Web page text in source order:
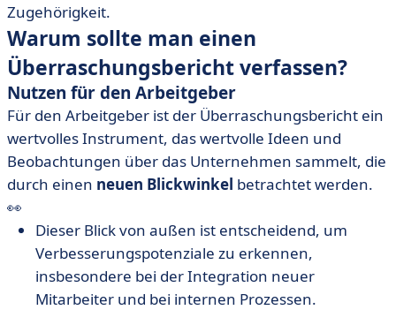
Zugehörigkeit.
Warum sollte man einen
Überraschungsbericht verfassen?
Nutzen für den Arbeitgeber
Für den Arbeitgeber ist der Überraschungsbericht ein
wertvolles Instrument, das wertvolle Ideen und
Beobachtungen über das Unternehmen sammelt, die
durch einen neuen Blickwinkel betrachtet werden.
👀
Dieser Blick von außen ist entscheidend, um
Verbesserungspotenziale zu erkennen,
insbesondere bei der Integration neuer
Mitarbeiter und bei internen Prozessen.